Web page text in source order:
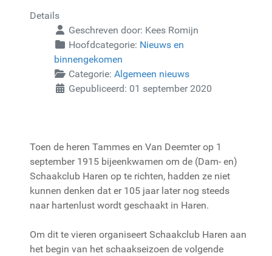
Details
Geschreven door: Kees Romijn
Hoofdcategorie: Nieuws en
binnengekomen
Categorie: Algemeen nieuws
Gepubliceerd: 01 september 2020
Toen de heren Tammes en Van Deemter op 1
september 1915 bijeenkwamen om de (Dam- en)
Schaakclub Haren op te richten, hadden ze niet
kunnen denken dat er 105 jaar later nog steeds
naar hartenlust wordt geschaakt in Haren.
Om dit te vieren organiseert Schaakclub Haren aan
het begin van het schaakseizoen de volgende